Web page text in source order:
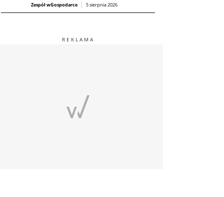
Zespół wGospodarce 5 sierpnia 2026